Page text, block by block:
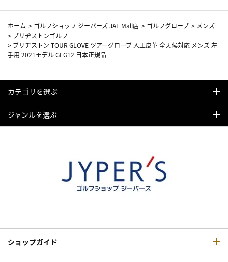
ホーム > ゴルフショップ ジーパーズ JAL Mall店 > ゴルフグローブ > メンズ
> ブリヂストンゴルフ
> ブリヂストン TOUR GLOVE ツアーグローブ 人工皮革 全天候対応 メンズ 左
手用 2021モデル GLG12 日本正規品
カテゴリを選ぶ
ジャンルを選ぶ
ショップガイド